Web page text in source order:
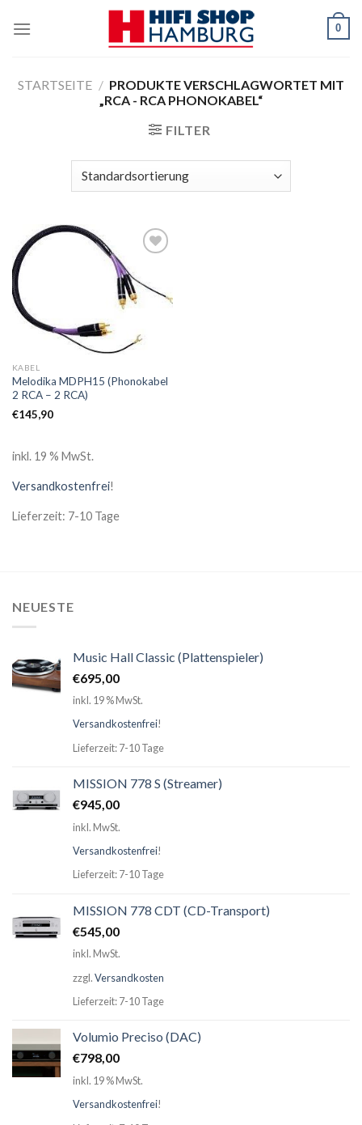
0
STARTSEITE / PRODUKTE VERSCHLAGWORTET MIT
„RCA - RCA PHONOKABEL“
FILTER
Wunschliste
KABEL
Melodika MDPH15 (Phonokabel
2 RCA – 2 RCA)
€145,90
inkl. 19 % MwSt.
Versandkostenfrei!
Lieferzeit: 7-10 Tage
NEUESTE
Music Hall Classic (Plattenspieler)
€695,00
inkl. 19 % MwSt.
Versandkostenfrei!
Lieferzeit: 7-10 Tage
MISSION 778 S (Streamer)
€945,00
inkl. MwSt.
Versandkostenfrei!
Lieferzeit: 7-10 Tage
MISSION 778 CDT (CD-Transport)
€545,00
inkl. MwSt.
zzgl.Versandkosten
Lieferzeit: 7-10 Tage
Volumio Preciso (DAC)
€798,00
inkl. 19 % MwSt.
Versandkostenfrei!